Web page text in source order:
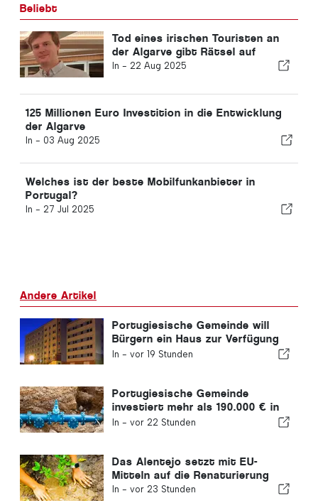
Beliebt
Tod eines irischen Touristen an
der Algarve gibt Rätsel auf
In - 22 Aug 2025
125 Millionen Euro Investition in die Entwicklung
der Algarve
In - 03 Aug 2025
Welches ist der beste Mobilfunkanbieter in
Portugal?
In - 27 Jul 2025
Andere Artikel
Portugiesische Gemeinde will
Bürgern ein Haus zur Verfügung
stellen
In - vor 19 Stunden
Portugiesische Gemeinde
investiert mehr als 190.000 € in
die Wasserversorgung
In - vor 22 Stunden
Das Alentejo setzt mit EU-
Mitteln auf die Renaturierung
In - vor 23 Stunden